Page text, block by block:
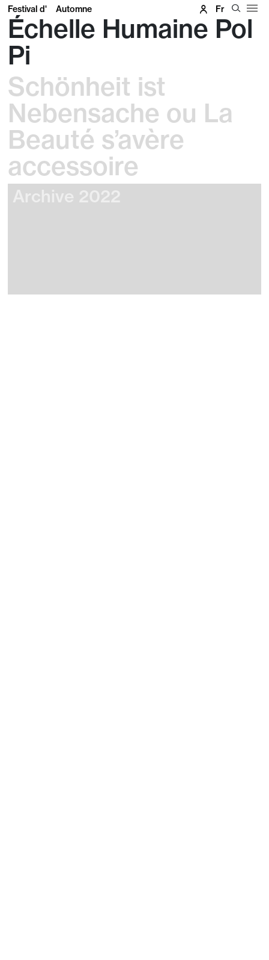
Festival d' Automne Fr
Échelle Humaine Pol
Pi
Schönheit ist
Nebensache ou La
Beauté s’avère
accessoire